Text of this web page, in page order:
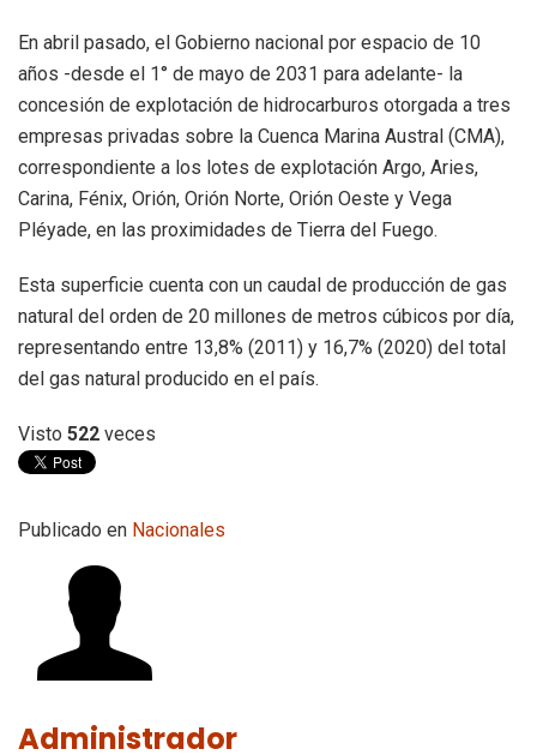
En abril pasado, el Gobierno nacional por espacio de 10
años -desde el 1° de mayo de 2031 para adelante- la
concesión de explotación de hidrocarburos otorgada a tres
empresas privadas sobre la Cuenca Marina Austral (CMA),
correspondiente a los lotes de explotación Argo, Aries,
Carina, Fénix, Orión, Orión Norte, Orión Oeste y Vega
Pléyade, en las proximidades de Tierra del Fuego.
Esta superficie cuenta con un caudal de producción de gas
natural del orden de 20 millones de metros cúbicos por día,
representando entre 13,8% (2011) y 16,7% (2020) del total
del gas natural producido en el país.
Visto 522 veces
Publicado en Nacionales
Administrador